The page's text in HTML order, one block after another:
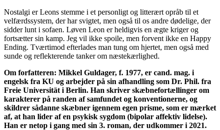
Nostalgi er Leons stemme i et personligt og litterært opråb til et
velfærdssystem, der har svigtet, men også til os andre dødelige, der
sidder lunt i sofaen. Løven Leon er heldigvis en ægte kriger og
fortsætter sin kamp. Jeg vil ikke spoile, men forvent ikke en Happy
Ending. Tværtimod efterlades man tung om hjertet, men også med
sunde og reflekterende tanker om næstekærlighed.
Om forfatteren: Mikkel Guldager, f. 1977, er cand. mag. i
engelsk fra KU og arbejder på sin afhandling som Dr. Phil. fra
Freie Universität i Berlin. Han skriver skæbnefortællinger om
karakterer på randen af samfundet og konventionerne, og
skildrer sådanne skæbner igennem egen prisme, som er mærket
af, at han lider af en psykisk sygdom (bipolar affektiv lidelse).
Han er netop i gang med sin 3. roman, der udkommer i 2021.